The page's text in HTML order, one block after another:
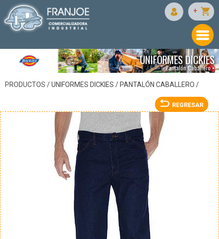
+
UNIFORMES DICKIES
Pantalón Caballero •
PRODUCTOS /UNIFORMES DICKIES / PANTALÓN CABALLERO /
REGRESAR